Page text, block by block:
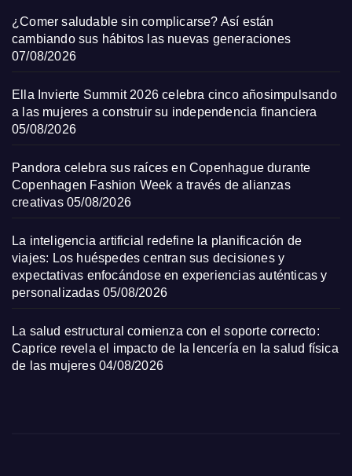
¿Comer saludable sin complicarse? Así están
cambiando sus hábitos las nuevas generaciones
07/08/2026
Ella Invierte Summit 2026 celebra cinco añosimpulsando
a las mujeres a construir su independencia financiera
05/08/2026
Pandora celebra sus raíces en Copenhague durante
Copenhagen Fashion Week a través de alianzas
creativas 05/08/2026
La inteligencia artificial redefine la planificación de
viajes: Los huéspedes centran sus decisiones y
expectativas enfocándose en experiencias auténticas y
personalizadas 05/08/2026
La salud estructural comienza con el soporte correcto:
Caprice revela el impacto de la lencería en la salud física
de las mujeres 04/08/2026